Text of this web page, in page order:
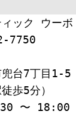
ィック ウーボ
7750
兜台7丁目1-5
歩5分）
〜 18:00